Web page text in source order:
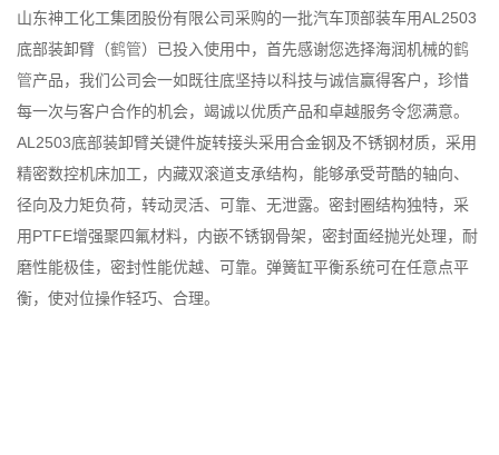
山东神工化工集团股份有限公司采购的一批汽车顶部装车用AL2503
底部装卸臂（鹤管） 已投入使用中，首先感谢您选择海润机械的鹤
管产品，我们公司会一如既往底坚持以科技与诚信赢得客户，珍惜
每一次与客户合作的机会，竭诚以优质产品和卓越服务令您满意。
AL2503底部装卸臂关键件旋转接头采用合金钢及不锈钢材质，采用
精密数控机床加工，内藏双滚道支承结构，能够承受苛酷的轴向、
径向及力矩负荷，转动灵活、可靠、无泄露。 密封圈结构独特，采
用PTFE增强聚四氟材料，内嵌不锈钢骨架，密封面经抛光处理，耐
磨性能极佳，密封性能优越、可靠。 弹簧缸平衡系统可在任意点平
衡，使对位操作轻巧、合理。